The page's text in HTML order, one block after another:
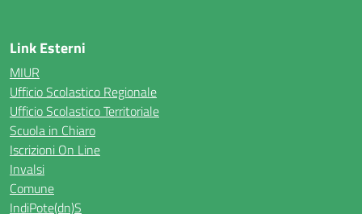
Link Esterni
MIUR
Ufficio Scolastico Regionale
Ufficio Scolastico Territoriale
Scuola in Chiaro
Iscrizioni On Line
Invalsi
Comune
IndiPote(dn)S